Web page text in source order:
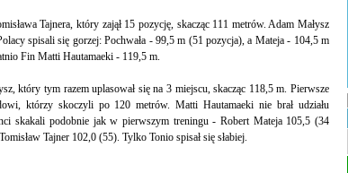
Tajnera, który zajął 15 pozycję, skacząc 111 metrów. Adam Małysz
spisali się gorzej: Pochwała - 99,5 m (51 pozycja), a Mateja - 104,5 m
Fin Matti Hautamaeki - 119,5 m.
który tym razem uplasował się na 3 miejscu, skacząc 118,5 m. Pierwsze
którzy skoczyli po 120 metrów. Matti Hautamaeki nie brał udziału
skakali podobnie jak w pierwszym treningu - Robert Mateja 105,5 (34
Tajner 102,0 (55). Tylko Tonio spisał się słabiej.